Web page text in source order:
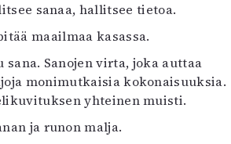
sanaa, hallitsee tietoa.
maailmaa kasassa.
Sanojen virta, joka auttaa
monimutkaisia kokonaisuuksia.
yhteinen muisti.
ja runon malja.